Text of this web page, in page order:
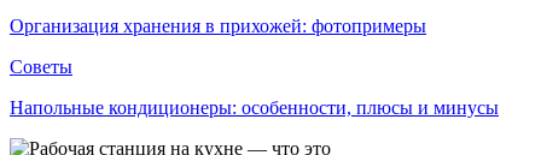
Организация хранения в прихожей: фотопримеры
Советы
Напольные кондиционеры: особенности, плюсы и минусы